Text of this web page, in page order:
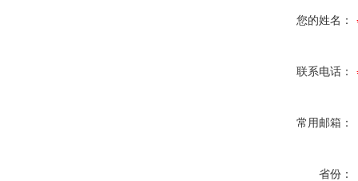
您的姓名：
联系电话：
常用邮箱：
省份：